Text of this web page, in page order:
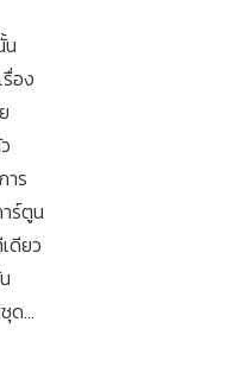
น
อง
าร
ร์ตูน
ดียว
ด...